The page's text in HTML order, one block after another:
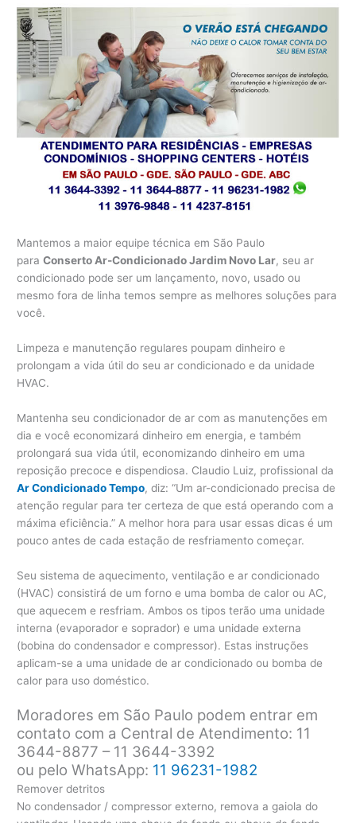
Mantemos a maior equipe técnica em São Paulo
paraConserto Ar-Condicionado Jardim Novo Lar, seu ar
condicionado pode ser um lançamento, novo, usado ou
mesmo fora de linha temos sempre as melhores soluções para
você.
Limpeza e manutenção regulares poupam dinheiro e
prolongam a vida útil do seu ar condicionado e da unidade
HVAC.
Mantenha seu condicionador de ar com as manutenções em
dia e você economizará dinheiro em energia, e também
prolongará sua vida útil, economizando dinheiro em uma
reposição precoce e dispendiosa. Claudio Luiz, profissional da
Ar Condicionado Tempo, diz: “Um ar-condicionado precisa de
atenção regular para ter certeza de que está operando com a
máxima eficiência.” A melhor hora para usar essas dicas é um
pouco antes de cada estação de resfriamento começar.
Seu sistema de aquecimento, ventilação e ar condicionado
(HVAC) consistirá de um forno e uma bomba de calor ou AC,
que aquecem e resfriam. Ambos os tipos terão uma unidade
interna (evaporador e soprador) e uma unidade externa
(bobina do condensador e compressor). Estas instruções
aplicam-se a uma unidade de ar condicionado ou bomba de
calor para uso doméstico.
Moradores em São Paulo podem entrar em
contato com a Central de Atendimento: 11
3644-8877 – 11 3644-3392
ou pelo WhatsApp: 11 96231-1982
Remover detritos
No condensador / compressor externo, remova a gaiola do